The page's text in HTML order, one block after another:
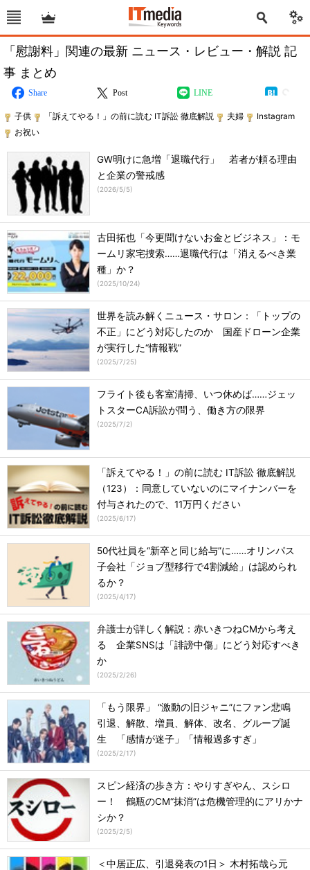
「慰謝料」関連の最新 ニュース・レビュー・解説 記
事 まとめ
Share Post LINE
子供 「訴えてやる！」の前に読む IT訴訟 徹底解説 夫婦
Instagram
お祝い
GW明けに急増「退職代行」 若者が頼る理由
と企業の警戒感
(2026/5/5)
古田拓也「今更聞けないお金とビジネス」：モ
ームリ家宅捜索……退職代行は「消えるべき業
種」か？
(2025/10/24)
世界を読み解くニュース・サロン：「トップの
不正」にどう対応したのか 国産ドローン企業
が実行した“情報戦”
(2025/7/25)
フライト後も客室清掃、いつ休めば……ジェッ
トスターCA訴訟が問う、働き方の限界
(2025/7/2)
「訴えてやる！」の前に読む IT訴訟 徹底解説
（123）：同意していないのにマイナンバーを
付与されたので、11万円ください
(2025/6/17)
50代社員を“新卒と同じ給与”に……オリンパス
子会社「ジョブ型移行で4割減給」は認められ
るか？
(2025/4/17)
弁護士が詳しく解説：赤いきつねCMから考え
る 企業SNSは「誹謗中傷」にどう対応すべき
か
(2025/2/26)
「もう限界」 “激動の旧ジャニ”にファン悲鳴
引退、解散、増員、解体、改名、グループ誕
生 「感情が迷子」「情報過多すぎ」
(2025/2/17)
スピン経済の歩き方：やりすぎやん、スシロ
ー！ 鶴瓶のCM“抹消”は危機管理的にアリかナ
シか？
(2025/2/5)
＜中居正広、引退発表の1日＞ 木村拓哉ら元